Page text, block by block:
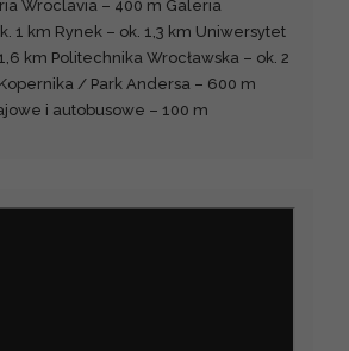
Wroclavia – 400 m Galeria
1 km Rynek – ok. 1,3 km Uniwersytet
km Politechnika Wrocławska – ok. 2
/ Park Andersa – 600 m
i autobusowe – 100 m